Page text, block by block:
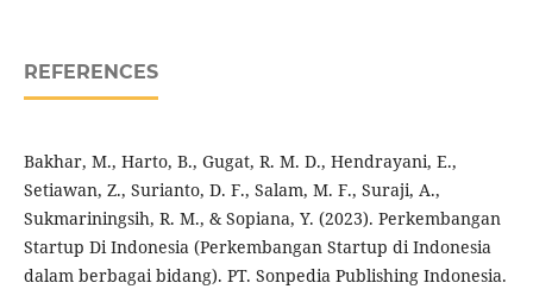
REFERENCES
Bakhar, M., Harto, B., Gugat, R. M. D., Hendrayani, E.,
Setiawan, Z., Surianto, D. F., Salam, M. F., Suraji, A.,
Sukmariningsih, R. M., & Sopiana, Y. (2023). Perkembangan
Startup Di Indonesia (Perkembangan Startup di Indonesia
dalam berbagai bidang). PT. Sonpedia Publishing Indonesia.